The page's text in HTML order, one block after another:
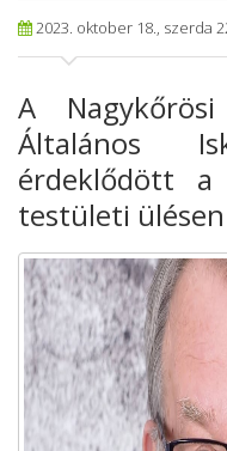
2023. oktober 18., szerda
A
Általános
érdeklődött a
testületi